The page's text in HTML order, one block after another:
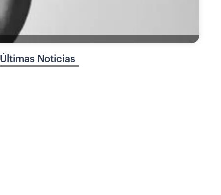
Últimas Noticias